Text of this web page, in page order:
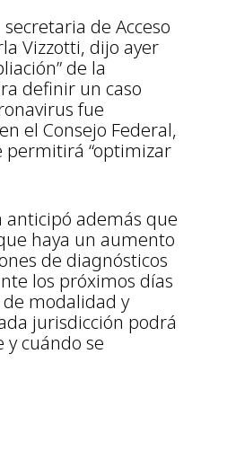
de Acceso
Vizzotti, dijo ayer
de la
definir un caso
fue
el Consejo Federal,
permitirá “optimizar
anticipó además que
haya un aumento
de diagnósticos
los próximos días
modalidad y
jurisdicción podrá
y cuándo se